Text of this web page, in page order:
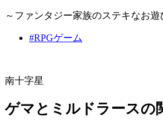
～ファンタジー家族のステキなお遊
#RPGゲーム
南十字星
ゲマとミルドラースの